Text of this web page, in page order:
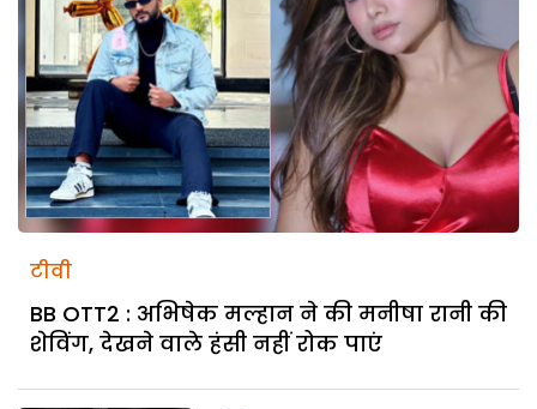
टीवी
BB OTT2 : अभिषेक मल्हान ने की मनीषा रानी की
शेविंग, देखने वाले हंसी नहीं रोक पाएं